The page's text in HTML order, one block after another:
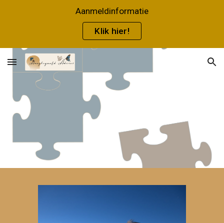
Aanmeldinformatie
Klik hier!